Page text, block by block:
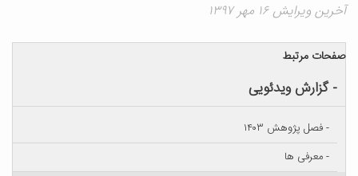
آخرین ویرایش ۱۶ مهر ۱۳۹۷
صفحات مرتبط
- گزارش ویدئویی
- فصل پژوهش ۱۴۰۳
- معرفی ها